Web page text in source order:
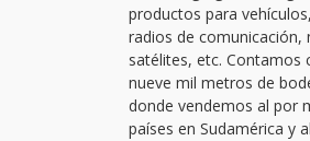
productos para
radios de comunicación,
satélites, etc. Contamos
nueve mil metros de
donde vendemos al por
países en Sudamérica y